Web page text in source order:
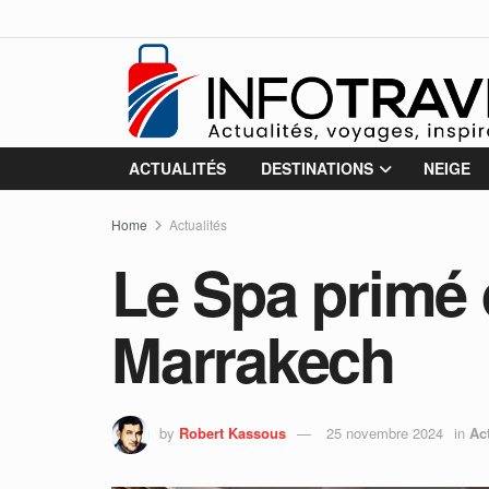
ACTUALITÉS DESTINATIONS NEIGE
Home Actualités
Le Spa
Marrakech
by Robert Kassous 25 novembre 2024 in